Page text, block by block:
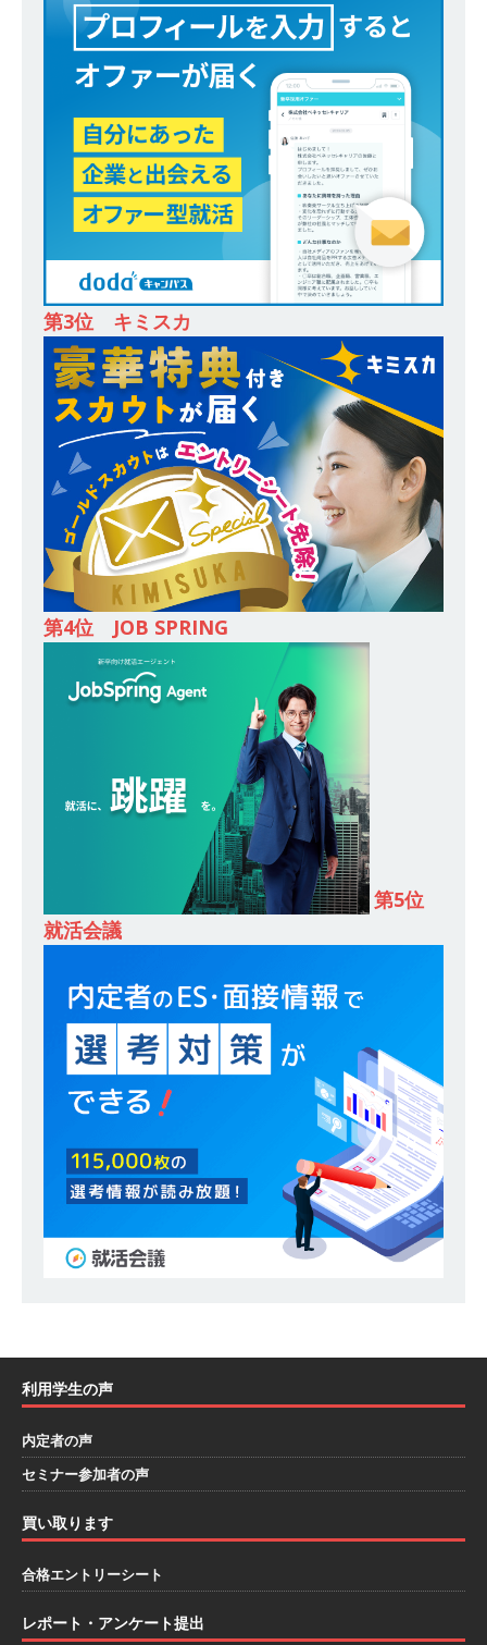
130日・土日祝完全休み ｜ スタンダード上場 ｜
明豊エンタープライズ
体育会積極採用企業
[ 2026年5月14日 ] 【 28卒 ｜ 適性検査合否免
除・面接確約!! ｜ 1dayインターンあり 】東京勤
務・転勤なし ｜ 投資用住宅販売をリードする企
業が手がける賃貸アパート・マンションの管理を
行う ｜ 年間休日125日以上 ｜ 不動産業ではレア
な私服出社OK ｜ 土日祝完全休み ｜ スタンダー
ド上場 明豊エンタープライズグループ ｜ 明豊プ
ロパティーズ
体育会積極採用企業
[ 2026年5月14日 ]
【 28卒 ｜ オープンカンパニ
ー｜東京勤務・転勤なし ｜ 文理不問 】 7期連続
200％増収!! ｜ 様々な業界の知識・スキルを身に
付けることが可能 ｜ データ分析のエキスパート
としてクライアントの課題を解決 ｜ 土日祝完全
休み ｜ データアナリティクスラボ
体育会積
極採用企業
[ 2026年5月14日 ]
し 】 食品・生鮮業界に特化した人材紹介サービ
スを提供するベンチャー企業 ｜ 設立から毎年黒
字経営。売上は常に右肩上がり ｜ 未経験から営
業として成長・収入アップが目指せる環境 ｜ オ
イシル
体育会積極採用企業
[ 2026年5月13日 ] 【 28卒 ｜ トップ企業内定の
内昇進率91％ ｜ IT社会の今まさに求められてい
るベンチャー企業 ｜ 新卒2年目で1,000万円越え
目指せる!! ｜ データX
体育会積極採用企業
【 28卒 ｜ 仕事の全容を知れ
るオープンカンパニー 】 大林グループ ｜ 全国規
模の重要施設の建設に携わるサブコン ｜ 環境保
全や脱炭素社会の実現にも貢献 ｜ 初任給28万
+各手当 ｜ 年間休日125日 ｜ オーク設備工業
｜ 四国・関東エリアで圧倒的な存在感を誇る総
[ 2026年5月12日 ] 【 28卒 ｜ 愛知勤務・転勤な
し 】 自動車生産に欠かせない部品を独自のノウ
第3位 キミスカ
第4位 JOB SPRING
第5位
就活会議
利用学生の声
内定者の声
セミナー参加者の声
買い取ります
合格エントリーシート
レポート・アンケート提出